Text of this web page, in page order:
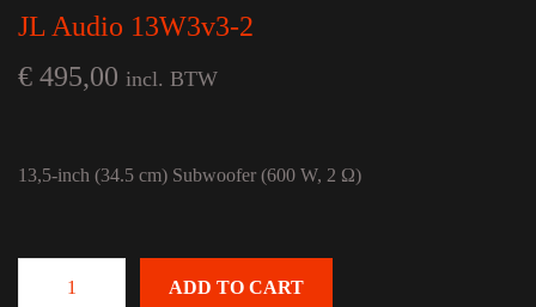
JL Audio 13W3v3-2
€ 495,00 incl. BTW
13,5-inch (34.5 cm) Subwoofer (600 W, 2 Ω)
ADD TO CART